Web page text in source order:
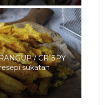
/ CRISPY
sukatan